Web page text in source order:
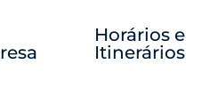
Horários e
Itinerários